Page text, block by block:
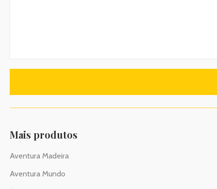
Mais produtos
Aventura Madeira
Aventura Mundo